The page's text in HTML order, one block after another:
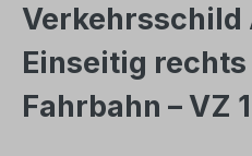
Verkehrsschild
Einseitig
Fahrbahn – VZ